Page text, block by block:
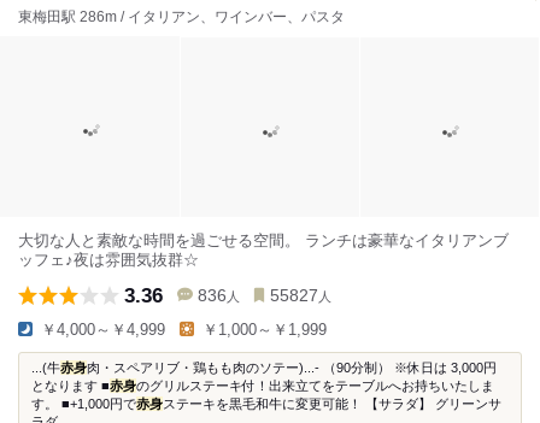
東梅田駅 286m / イタリアン、ワインバー、パスタ
大切な人と素敵な時間を過ごせる空間。 ランチは豪華なイタリアンブ
ッフェ♪夜は雰囲気抜群☆
3.36 836 人 55827 人
￥4,000～￥4,999 ￥1,000～￥1,999
...(牛赤身肉・スペアリブ・鶏もも肉のソテー)...- （90分制） ※休日は 3,000円
となります ■赤身のグリルステーキ付！出来立てをテーブルへお持ちいたしま
す。 ■+1,000円で赤身ステーキを黒毛和牛に変更可能！ 【サラダ】 グリーンサ